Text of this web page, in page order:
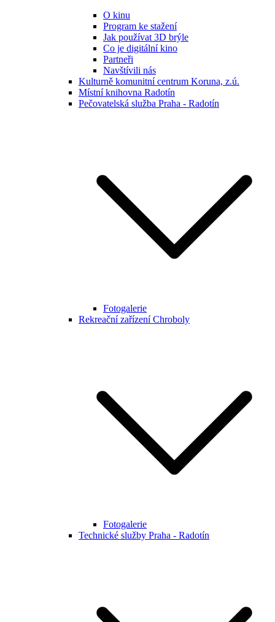
O kinu
Program ke stažení
Jak používat 3D brýle
Co je digitální kino
Partneři
Navštívili nás
Kulturně komunitní centrum Koruna, z.ú.
Místní knihovna Radotín
Pečovatelská služba Praha - Radotín
Fotogalerie
Rekreační zařízení Chroboly
Fotogalerie
Technické služby Praha - Radotín